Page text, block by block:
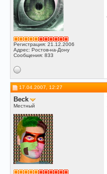
Регистрация: 21.12.2006
Адрес: Ростов-на-Дону
Сообщения: 833
17.04.2007, 12:27
Beck
Местный